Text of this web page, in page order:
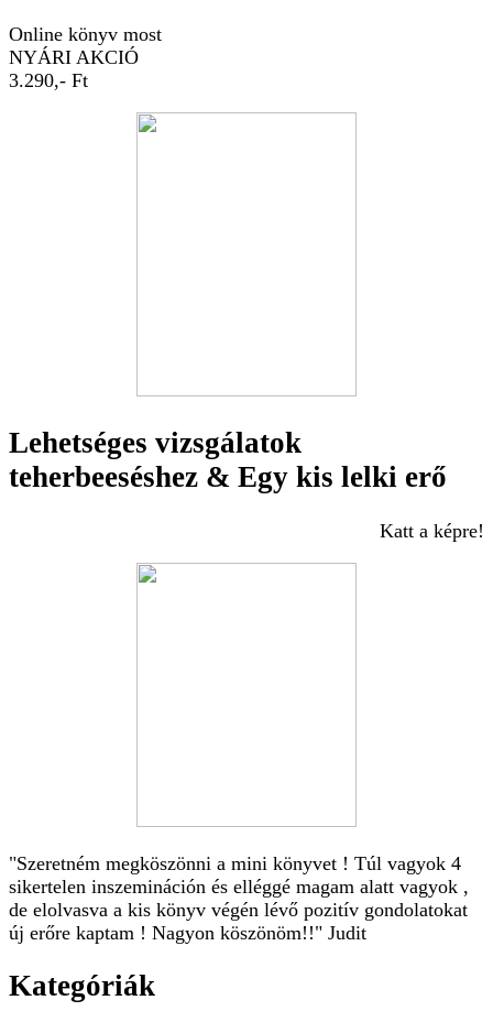
Online könyv most
NYÁRI AKCIÓ
3.290,- Ft
Lehetséges vizsgálatok
teherbeeséshez & Egy kis lelki erő
Katt a képre!
"Szeretném megköszönni a mini könyvet ! Túl vagyok 4
sikertelen inszemináción és elléggé magam alatt vagyok ,
de elolvasva a kis könyv végén lévő pozitív gondolatokat
új erőre kaptam ! Nagyon köszönöm!!" Judit
Kategóriák